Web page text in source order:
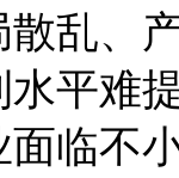
散乱、
水平难
临不